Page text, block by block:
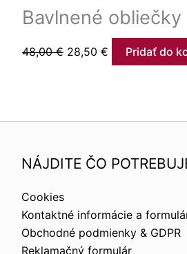
Bavlnené
48,00€ 28,50 € Pridať do
NÁJDITE ČO
Cookies
Kontaktné informácie a
Obchodné podmienky & GDPR
Reklamačný formulár